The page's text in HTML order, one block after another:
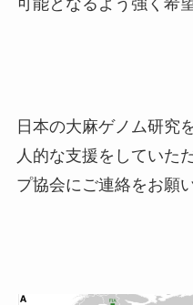
日本の大麻ゲノム研究
人的な支援をしていた
プ協会にご連絡をお願